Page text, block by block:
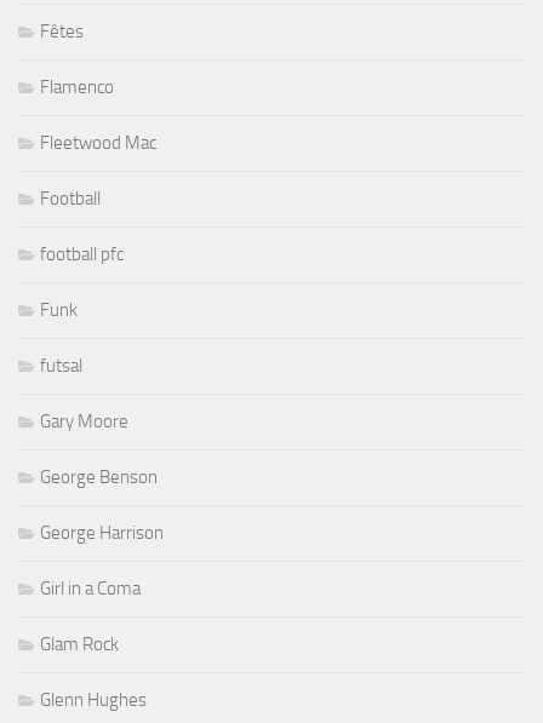
Fêtes
Flamenco
Fleetwood Mac
Football
football pfc
Funk
futsal
Gary Moore
George Benson
George Harrison
Girl in a Coma
Glam Rock
Glenn Hughes